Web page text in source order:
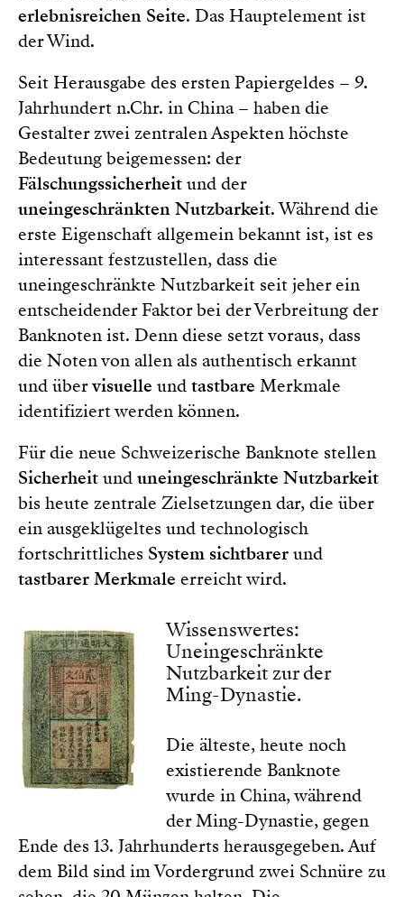
erlebnisreichen Seite. Das Hauptelement ist
der Wind.
Seit Herausgabe des ersten Papiergeldes – 9.
Jahrhundert n.Chr. in China – haben die
Gestalter zwei zentralen Aspekten höchste
Bedeutung beigemessen: der
Fälschungssicherheitund der
uneingeschränkten Nutzbarkeit. Während die
erste Eigenschaft allgemein bekannt ist, ist es
interessant festzustellen, dass die
uneingeschränkte Nutzbarkeit seit jeher ein
entscheidender Faktor bei der Verbreitung der
Banknoten ist. Denn diese setzt voraus, dass
die Noten von allen als authentisch erkannt
und übervisuelle undtastbare Merkmale
identifiziert werden können.
Für die neue Schweizerische Banknote stellen
Sicherheitunduneingeschränkte Nutzbarkeit
bis heute zentrale Zielsetzungen dar, die über
ein ausgeklügeltes und technologisch
fortschrittliches System sichtbarerund
tastbarer Merkmale erreicht wird.
Wissenswertes:
Uneingeschränkte
Nutzbarkeit zur der
Ming-Dynastie.
Die älteste, heute noch
existierende Banknote
wurde in China, während
der Ming-Dynastie, gegen
Ende des 13. Jahrhunderts herausgegeben. Auf
dem Bild sind im Vordergrund zwei Schnüre zu